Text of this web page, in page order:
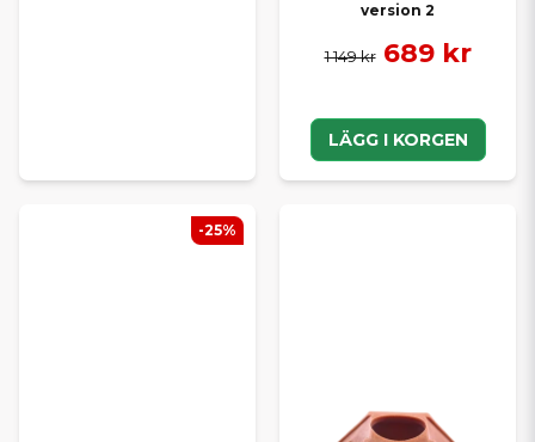
version 2
1 149 kr 689 kr
LÄGG I KORGEN
-25%